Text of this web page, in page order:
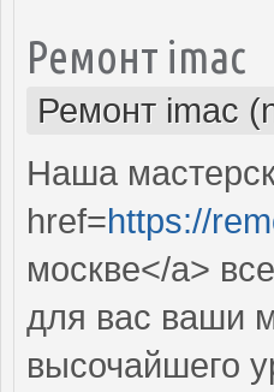
Ремонт imac
Ремонт imac
Наша
href=https://
москве</a>
для вас ваши
высочайшего